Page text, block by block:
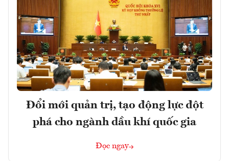
Đổi mới quản trị, tạo động lực đột
phá cho ngành dầu khí quốc gia
Đọc ngay